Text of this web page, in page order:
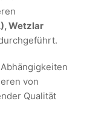
Wetzlar
von
Qualität